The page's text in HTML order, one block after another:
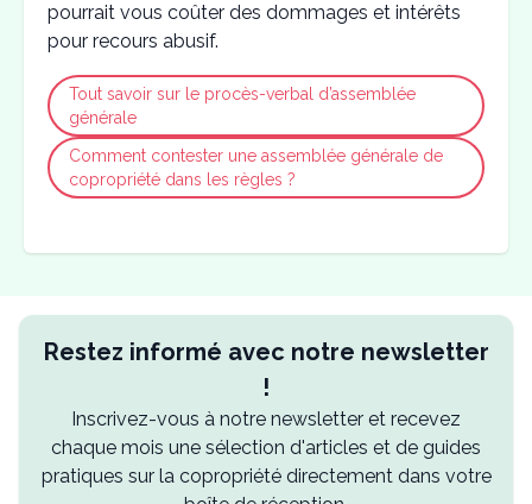
pourrait vous coûter des dommages et intérêts
pour recours abusif.
Tout savoir sur le procès-verbal d’assemblée
générale
Comment contester une assemblée générale de
copropriété dans les règles ?
Restez informé avec notre newsletter
!
Inscrivez-vous à notre newsletter et recevez
chaque mois une sélection d'articles et de guides
pratiques sur la copropriété directement dans votre